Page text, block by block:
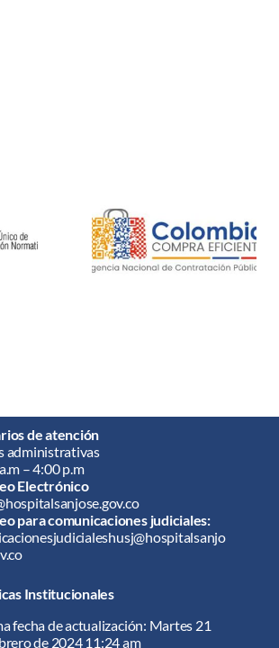
de atención
administrativas
– 4:00 p.m
Electrónico
para comunicaciones judiciales:
Institucionales
fecha de actualización: Martes 21
de 2024 11:24 am